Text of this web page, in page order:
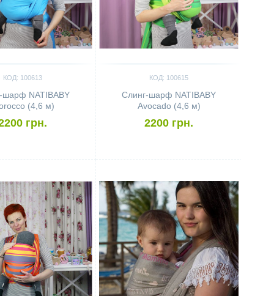
КОД: 100613
шарф NATIBABY
(4,6 м)
грн.
КОД: 100615
Слинг-шарф NATIBABY
Avocado (4,6 м)
2200 грн.